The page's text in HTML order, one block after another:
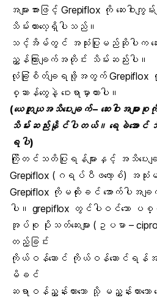
အများအားဖြင့် Grepiflox ကို ဆေးဝါးက
သိမ်းထားလေ့ရှိပါသည်။
သင့်အိမ်တွင် အသုံးပြုမည်ဆိုပါက ဆေး
ညွှန်ကြားချက်အတိုင်း သိမ်းဆည်းပါ။
လုံခြုံစိတ်ချရဖို့အတွက် Grepiflox
စ္ဆာန်တွေနဲ့ ဝေးရာမှာထားပါ။
(ယေဘူယျအသိပေးချက် – ဆေးဝါးအမျ
သိမ်းဆည်းနိုင်ပါတယ်။ ရေခဲအောင် သိ
ရပါ)
ကြိုတင်သတိပြုရန်များနှင့် အသိပေးချက်
Grepiflox (ဂရပ်ပီဖလော့စ်) အသုံ
Grepiflox ကိုမထိုးခင် အောက်ပါအချက်
ပါ။ grepiflox တွင်ပါဝင်သော ပစ္စည်း
အုပ်စု ပိုးသတ်ဆေးများ (ဥပမာ –
တည့်ခြင်း
ကိုယ်ဝန်ဆောင် ကိုယ်ဝန်ဆောင်
မိခင်
ဆရာဝန်ညွှန်းထားသော သို့ မညွှန်းထားသော ဆေး